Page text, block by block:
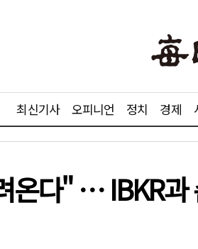
최신기사 오피니언 정치 경제
온다" … IBKR과